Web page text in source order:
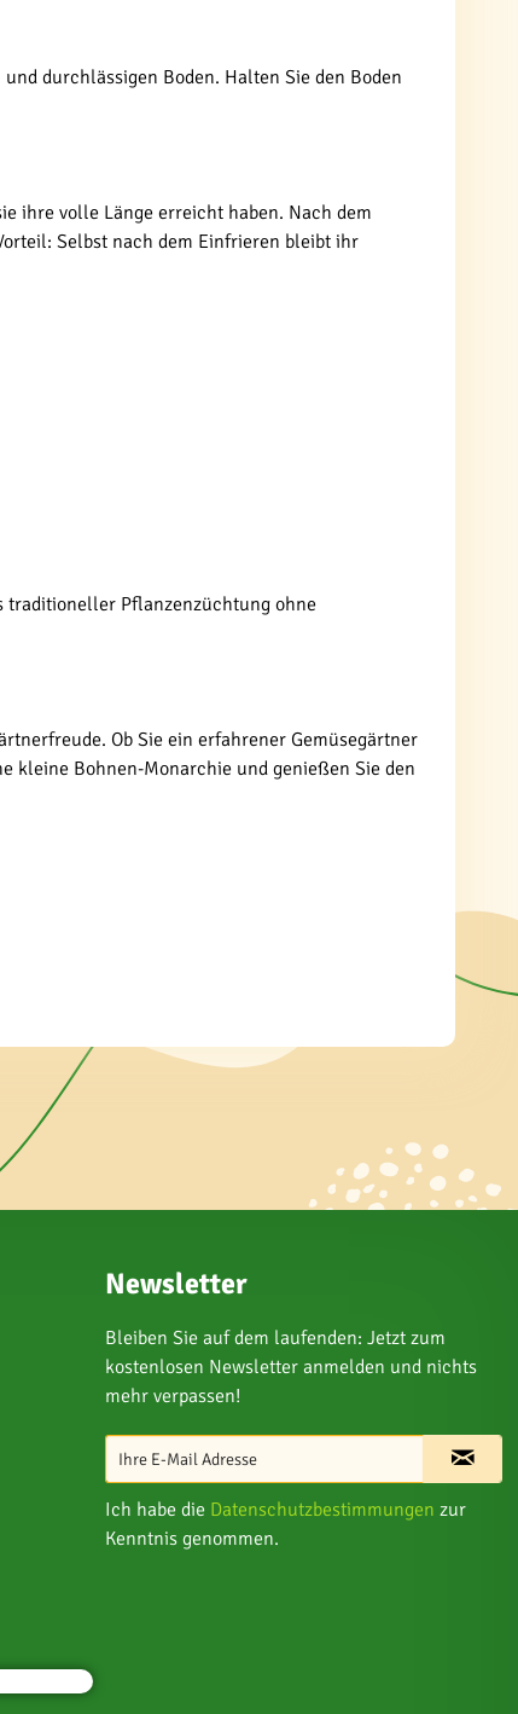
durchlässigen Boden. Halten Sie den Boden
ihre volle Länge erreicht haben. Nach dem
Selbst nach dem Einfrieren bleibt ihr
traditioneller Pflanzenzüchtung ohne
Ob Sie ein erfahrener Gemüsegärtner
kleine Bohnen-Monarchie und genießen Sie den
Newsletter
Bleiben Sie auf dem laufenden: Jetzt zum
kostenlosen Newsletter anmelden und nichts
mehr verpassen!
Ich habe die Datenschutzbestimmungen zur
Kenntnis genommen.